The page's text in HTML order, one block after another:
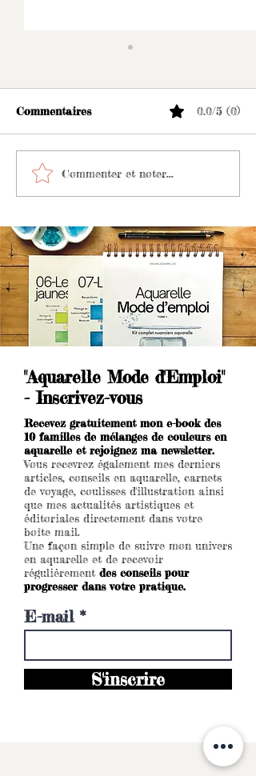
Le Matériel pour
Peindre à l'Aquarelle en
Commentaires 0.0/5 (0)
Commenter et noter...
"Aquarelle Mode d'Emploi"
- Inscrivez-vous
Recevez gratuitement mon e-book des
10 familles de mélanges de couleurs en
aquarelle et rejoignez ma newsletter.
Vous recevrez également mes derniers
articles, conseils en aquarelle, carnets
de voyage, coulisses d'illustration ainsi
que mes actualités artistiques et
éditoriales directement dans votre
boîte mail.
Une façon simple de suivre mon univers
en aquarelle et de recevoir
régulièrement des conseils pour
progresser dans votre pratique.
E-mail
S'inscrire